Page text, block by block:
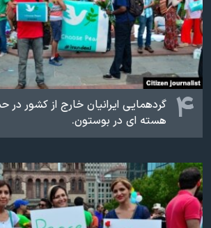
۴ گردهمایی ایرانیان خارج از کشور در
هسته ای در بوستون.